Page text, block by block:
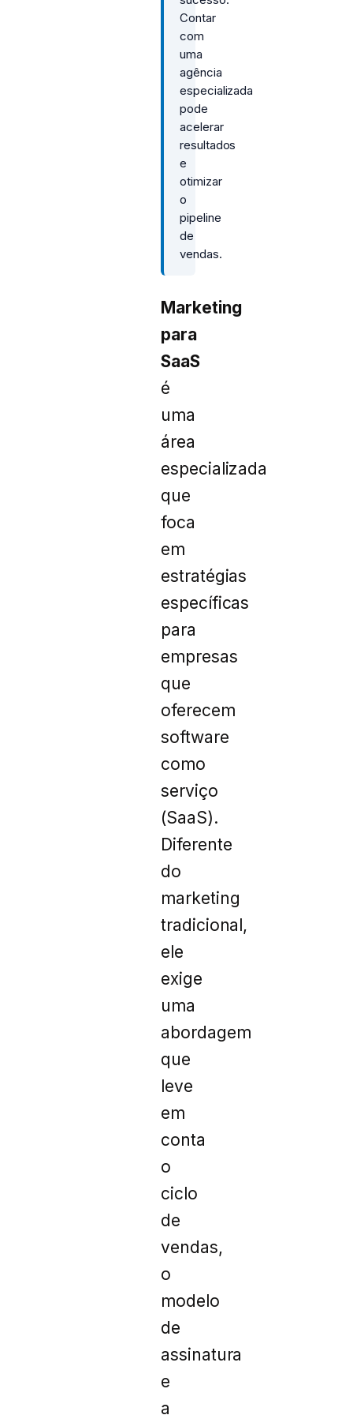
Contar
com
uma
agência
especializada
pode
acelerar
resultados
e
otimizar
o
pipeline
de
vendas.
Marketing
para
SaaS
é
uma
área
especializada
que
foca
em
estratégias
específicas
para
empresas
que
oferecem
software
como
serviço
(SaaS).
Diferente
do
marketing
tradicional,
ele
exige
uma
abordagem
que
leve
em
conta
o
ciclo
de
vendas,
o
modelo
de
assinatura
e
a